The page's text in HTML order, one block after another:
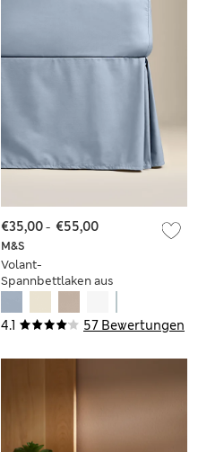
4.1 57 Bewertungen
M&S
Volant-
Spannbettlaken aus
Baumwolle
(Fadenzahl 230)
€35,00- €55,00